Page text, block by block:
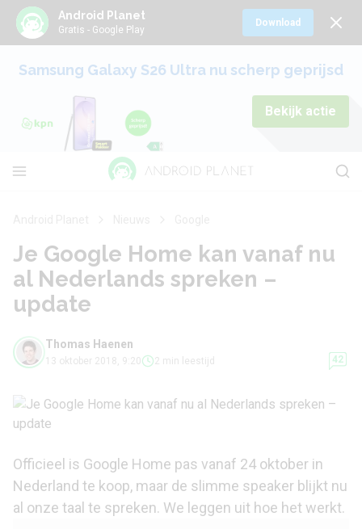
Android Planet
Gratis - Google Play
Download
Samsung Galaxy S26 Ultra nu scherp geprijsd
Bekijk actie
Je Google Home kan vanaf nu
al Nederlands spreken –
update
Thomas Haenen
13 oktober 2018, 9:20 2 min leestijd 42
Officieel is Google Home pas vanaf 24 oktober in
Nederland te koop, maar de slimme speaker blijkt nu
al onze taal te spreken. We leggen uit hoe het werkt.